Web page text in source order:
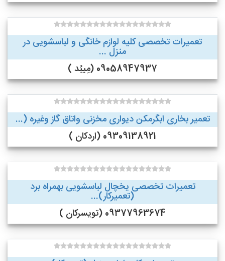
تعمیرات تخصصی کلیه لوازم خانگی و لباسشویی در
منزل ...
09058947937 (مِیبُد )
تعمیر بخاری ابگرمکن دیواری مخزنی واتاق گاز وغیره (...
09309138921 (اردکان )
تعمیرات تخصصی یخچال لباسشویی بهمراه برد
(تعمیرکار)...
09377963674 (تویسرکان )